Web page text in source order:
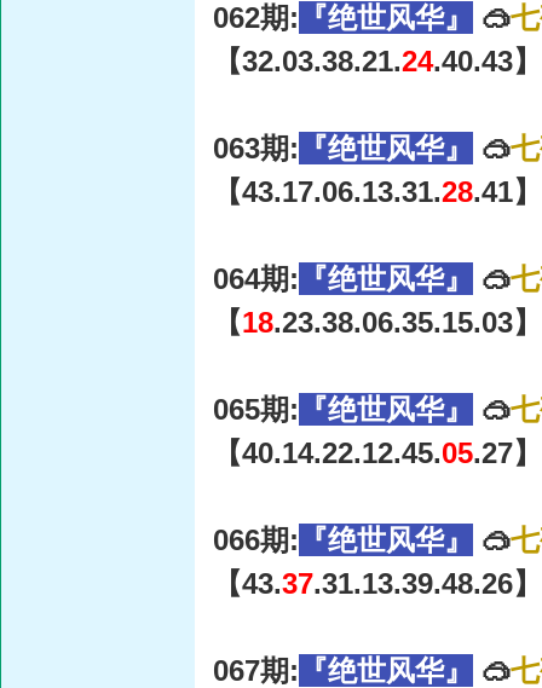
062期: 『绝世风华』 🥽
【32.03.38.21.24.40.43】
063期: 『绝世风华』 🥽
【43.17.06.13.31.28.41】
064期: 『绝世风华』 🥽
【18.23.38.06.35.15.03】
065期: 『绝世风华』 🥽
【40.14.22.12.45.05.27】
066期: 『绝世风华』 🥽
【43.37.31.13.39.48.26】
067期: 『绝世风华』 🥽